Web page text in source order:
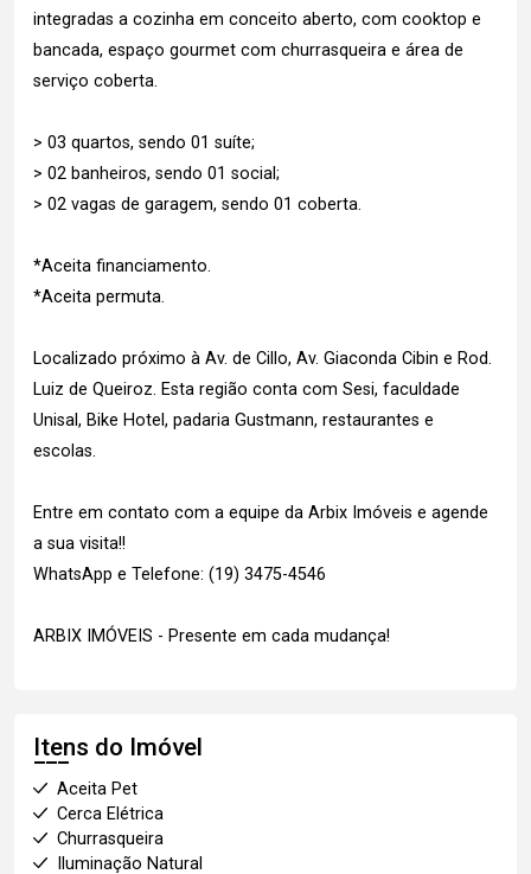
integradas a cozinha em conceito aberto, com cooktop e
bancada, espaço gourmet com churrasqueira e área de
serviço coberta.
> 03 quartos, sendo 01 suíte;
> 02 banheiros, sendo 01 social;
> 02 vagas de garagem, sendo 01 coberta.
*Aceita financiamento.
*Aceita permuta.
Localizado próximo à Av. de Cillo, Av. Giaconda Cibin e Rod.
Luiz de Queiroz. Esta região conta com Sesi, faculdade
Unisal, Bike Hotel, padaria Gustmann, restaurantes e
escolas.
Entre em contato com a equipe da Arbix Imóveis e agende
a sua visita!!
WhatsApp e Telefone: (19) 3475-4546
ARBIX IMÓVEIS - Presente em cada mudança!
Itens do Imóvel
Aceita Pet
Cerca Elétrica
Churrasqueira
Iluminação Natural